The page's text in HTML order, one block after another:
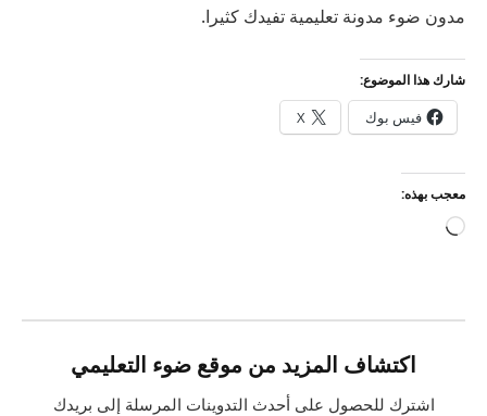
مدون ضوء مدونة تعليمية تفيدك كثيرا.
شارك هذا الموضوع:
فيس بوك X
معجب بهذه:
جاري
اكتشاف المزيد من موقع ضوء التعليمي
اشترك للحصول على أحدث التدوينات المرسلة إلى بريدك